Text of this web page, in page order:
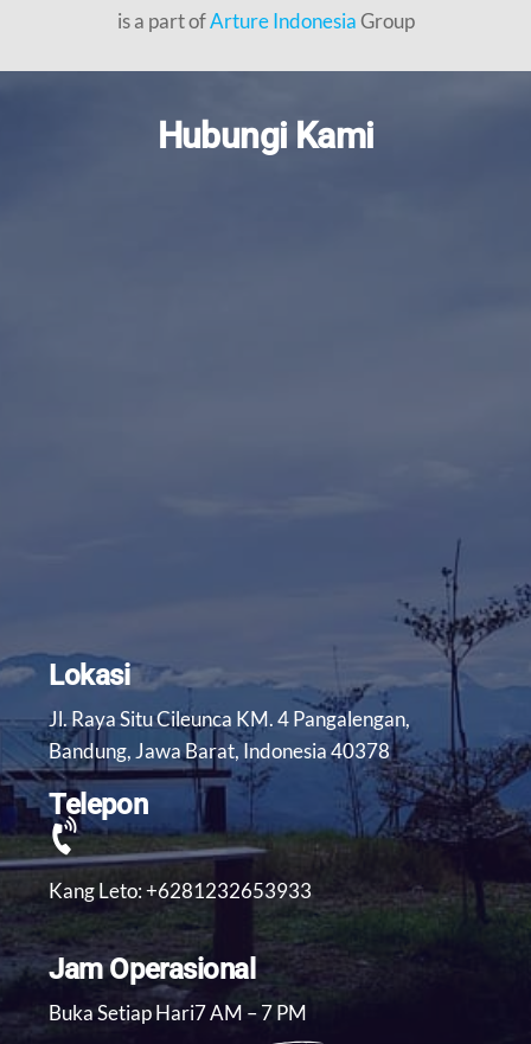
is a part ofArture IndonesiaGroup
Hubungi Kami
Lokasi
Jl. Raya Situ Cileunca KM. 4 Pangalengan,
Bandung, Jawa Barat, Indonesia 40378
Telepon
Kang Leto: +6281232653933
Jam Operasional
Buka Setiap Hari7 AM – 7 PM